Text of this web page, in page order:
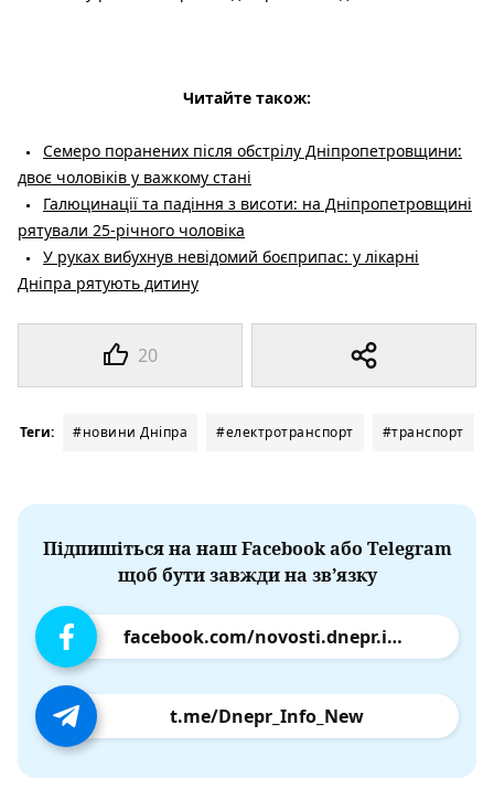
20
Читайте також:
Семеро поранених після обстрілу Дніпропетровщини:
двоє чоловіків у важкому стані
Галюцинації та падіння з висоти: на Дніпропетровщині
рятували 25-річного чоловіка
У руках вибухнув невідомий боєприпас: у лікарні
Дніпра рятують дитину
Теги: #новини Дніпра #електротранспорт #транспорт
Підпишіться на наш Facebook або Telegram
щоб бути завжди на зв’язку
facebook.com/novosti.dnepr.info
t.me/Dnepr_Info_New